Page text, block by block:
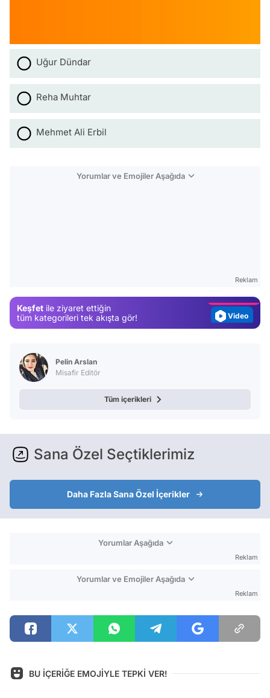
Uğur Dündar
Reha Muhtar
Mehmet Ali Erbil
Yorumlar ve Emojiler Aşağıda
Reklam
Keşfet ile ziyaret ettiğin
tüm kategorileri tek akışta gör!
Video
Pelin Arslan
Misafir Editör
Tüm içerikleri
Sana Özel Seçtiklerimiz
Daha Fazla Sana Özel İçerikler
Yorumlar Aşağıda
Reklam
Yorumlar ve Emojiler Aşağıda
Reklam
BU İÇERİĞE EMOJİYLE TEPKİ VER!